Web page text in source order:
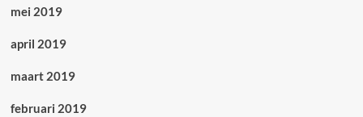
mei 2019
april 2019
maart 2019
februari 2019